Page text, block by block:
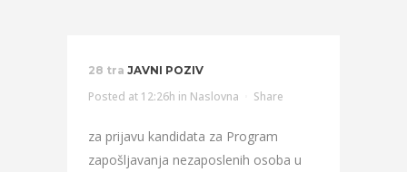
28 tra JAVNI POZIV
Posted at 12:26h in Naslovna Share
za prijavu kandidata za Program
zapošljavanja nezaposlenih osoba u